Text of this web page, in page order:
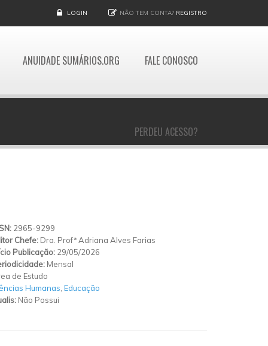
LOGIN NÃO TEM CONTA? REGISTRO
ANUIDADE SUMÁRIOS.ORG FALE CONOSCO
PERDEU ACESSO?
2965-9299
Chefe: Dra. Profª Adriana Alves Farias
Publicação: 29/05/2026
Mensal
de Estudo
Humanas Educação
Não Possui